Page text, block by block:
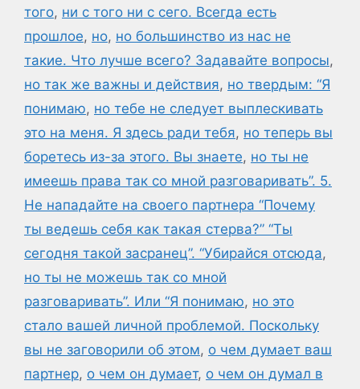
того, ни с того ни с сего. Всегда есть
прошлое, но, но большинство из нас не
такие. Что лучше всего? Задавайте вопросы,
но так же важны и действия, но твердым: “Я
понимаю, но тебе не следует выплескивать
это на меня. Я здесь ради тебя, но теперь вы
боретесь из-за этого. Вы знаете, но ты не
имеешь права так со мной разговаривать”. 5.
Не нападайте на своего партнера “Почему
ты ведешь себя как такая стерва?” “Ты
сегодня такой засранец”. “Убирайся отсюда,
но ты не можешь так со мной
разговаривать”. Или “Я понимаю, но это
стало вашей личной проблемой. Поскольку
вы не заговорили об этом, о чем думает ваш
партнер, о чем он думает, о чем он думал в